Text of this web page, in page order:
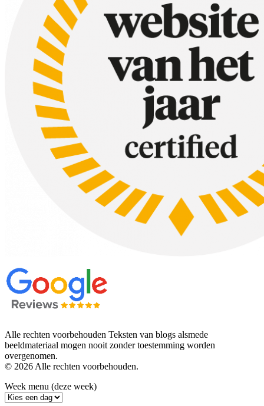
Alle rechten voorbehouden Teksten van blogs alsmede
beeldmateriaal mogen nooit zonder toestemming worden
overgenomen.
© 2026 Alle rechten voorbehouden.
Week menu (deze week)